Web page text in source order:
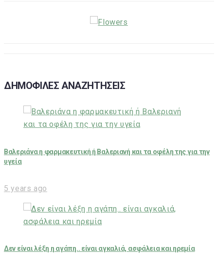
ΔΗΜΟΦΙΛΕΣ ΑΝΑΖΗΤΗΣΕΙΣ
Βαλεριάνα η φαρμακευτική ή Βαλεριανή και τα οφέλη της για την
υγεία
5 years ago
Δεν είναι λέξη η αγάπη.. είναι αγκαλιά, ασφάλεια και ηρεμία